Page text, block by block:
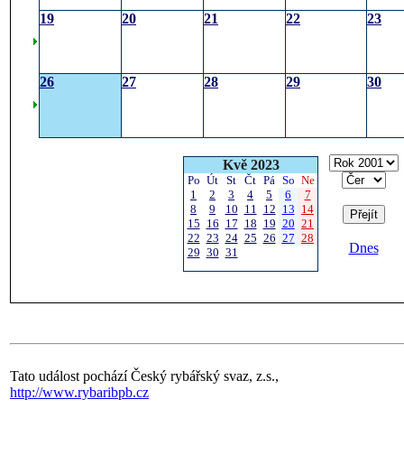
19 20 21 22 23
26 27 28 29 30
Kvě 2023
Po Út St Čt Pá So Ne
1
2 3 4 5 6
7
8
9 10 11 12 13 14
15 16 17 18 19 20 21
22 23 24 25 26 27 28
29 30 31 Dnes
Tato událost pochází Český rybářský svaz, z.s.,
http://www.rybaribpb.cz